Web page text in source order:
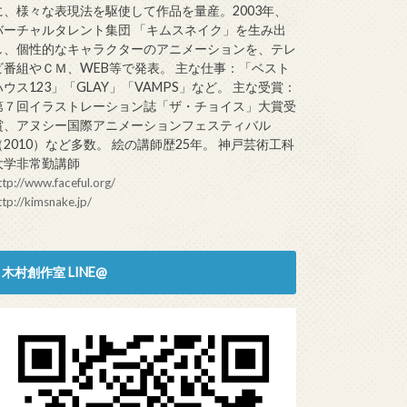
、様々な表現法を駆使して作品を量産。2003年、
ーチャルタレント集団 「キムスネイク」を生み出
、個性的なキャラクターのアニメーションを、テレ
番組やＣＭ、WEB等で発表。 主な仕事：「ベスト
ウス123」「GLAY」「VAMPS」など。 主な受賞：
７回イラストレーション誌「ザ・チョイス」大賞受
、アヌシー国際アニメーションフェスティバル
2010）など多数。 絵の講師歴25年。 神戸芸術工科
学非常勤講師
www.faceful.org/
kimsnake.jp/
木村創作室 LINE@